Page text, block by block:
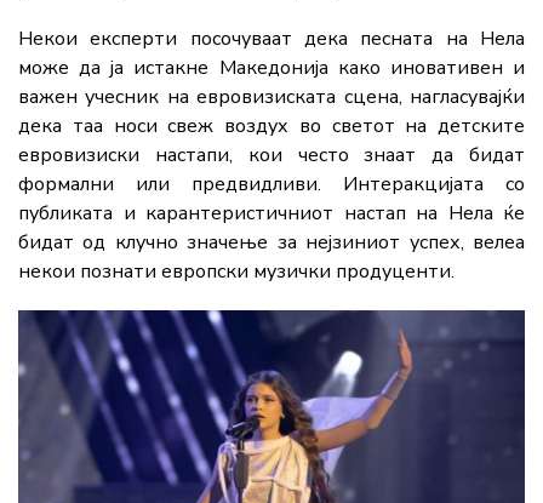
Некои експерти посочуваат дека песната на Нела
може да ја истакне Македонија како иновативен и
важен учесник на евровизиската сцена, нагласувајќи
дека таа носи свеж воздух во светот на детските
евровизиски настапи, кои често знаат да бидат
формални или предвидливи. Интеракцијата со
публиката и карантеристичниот настап на Нела ќе
бидат од клучно значење за нејзиниот успех, велеа
некои познати европски музички продуценти.